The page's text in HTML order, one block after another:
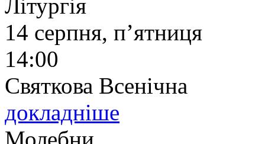
Літургія
14 серпня, п’ятниця
14:00
Святкова Всенічна
докладніше
Молебни